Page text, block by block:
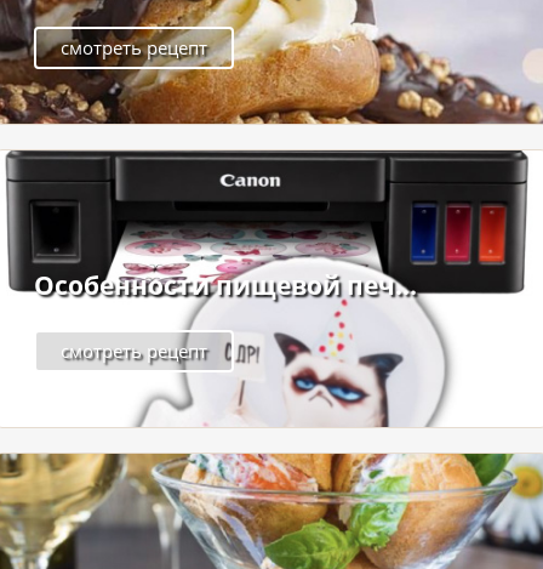
смотреть рецепт
Особенности пищевой печ...
смотреть рецепт